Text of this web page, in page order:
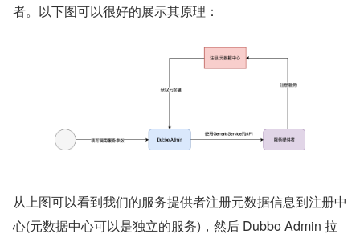
者。以下图可以很好的展示其原理：
从上图可以看到我们的服务提供者注册元数据信息到注册中
心(元数据中心可以是独立的服务)，然后 Dubbo Admin 拉